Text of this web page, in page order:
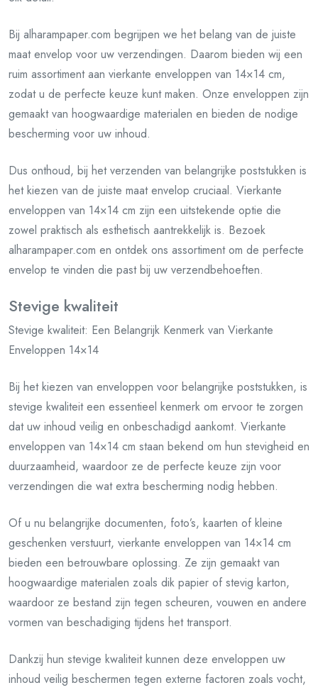
Bij alharampaper.com begrijpen we het belang van de juiste
maat envelop voor uw verzendingen. Daarom bieden wij een
ruim assortiment aan vierkante enveloppen van 14×14 cm,
zodat u de perfecte keuze kunt maken. Onze enveloppen zijn
gemaakt van hoogwaardige materialen en bieden de nodige
bescherming voor uw inhoud.
Dus onthoud, bij het verzenden van belangrijke poststukken is
het kiezen van de juiste maat envelop cruciaal. Vierkante
enveloppen van 14×14 cm zijn een uitstekende optie die
zowel praktisch als esthetisch aantrekkelijk is. Bezoek
alharampaper.com en ontdek ons assortiment om de perfecte
envelop te vinden die past bij uw verzendbehoeften.
Stevige kwaliteit
Stevige kwaliteit: Een Belangrijk Kenmerk van Vierkante
Enveloppen 14×14
Bij het kiezen van enveloppen voor belangrijke poststukken, is
stevige kwaliteit een essentieel kenmerk om ervoor te zorgen
dat uw inhoud veilig en onbeschadigd aankomt. Vierkante
enveloppen van 14×14 cm staan bekend om hun stevigheid en
duurzaamheid, waardoor ze de perfecte keuze zijn voor
verzendingen die wat extra bescherming nodig hebben.
Of u nu belangrijke documenten, foto’s, kaarten of kleine
geschenken verstuurt, vierkante enveloppen van 14×14 cm
bieden een betrouwbare oplossing. Ze zijn gemaakt van
hoogwaardige materialen zoals dik papier of stevig karton,
waardoor ze bestand zijn tegen scheuren, vouwen en andere
vormen van beschadiging tijdens het transport.
Dankzij hun stevige kwaliteit kunnen deze enveloppen uw
inhoud veilig beschermen tegen externe factoren zoals vocht,